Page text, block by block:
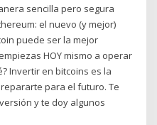
sencilla pero segura
el nuevo (y mejor)
puede ser la mejor
HOY mismo a operar
Invertir en bitcoins es la
para el futuro. Te
y te doy algunos